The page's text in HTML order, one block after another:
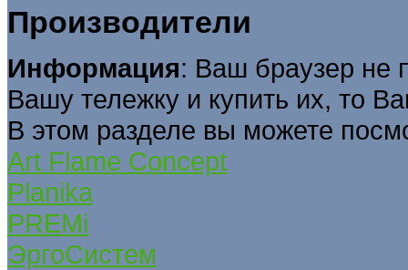
Производители
Информация: Ваш браузер не
Вашу тележку и купить их, то
В этом разделе вы можете
Art Flame Concept
Planika
PREMi
ЭргоСистем